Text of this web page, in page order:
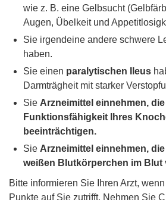
wie z. B. eine Gelbsucht
Augen, Übelkeit und
Sie irgendeine andere schwere
haben.
Sie einen paralytischen Ileus
Darmträgheit mit starker
Sie Arzneimittel einnehmen,
Funktionsfähigkeit Ihres
beeinträchtigen.
Sie Arzneimittel einnehmen,
weißen Blutkörperchen im Blut
Bitte informieren Sie Ihren Arzt,
Punkte auf Sie zutrifft. Nehmen Sie